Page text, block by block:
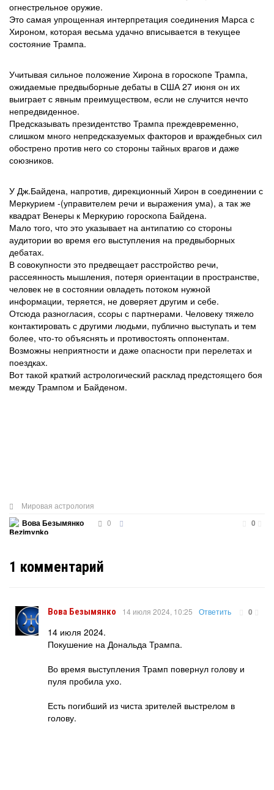
огнестрельное оружие.
Это самая упрощенная интерпретация соединения Марса с
Хироном, которая весьма удачно вписывается в текущее
состояние Трампа.
Учитывая сильное положение Хирона в гороскопе Трампа,
ожидаемые предвыборные дебаты в США 27 июня он их
выиграет с явным преимуществом, если не случится нечто
непредвиденное.
Предсказывать президентство Трампа преждевременно,
слишком много непредсказуемых факторов и враждебных сил
обострено против него со стороны тайных врагов и даже
союзников.
У Дж.Байдена, напротив, дирекционный Хирон в соединении с
Меркурием -(управителем речи и выражения ума), а так же
квадрат Венеры к Меркурию гороскопа Байдена.
Мало того, что это указывает на антипатию со стороны
аудитории во время его выступления на предвыборных
дебатах.
В совокупности это предвещает расстройство речи,
рассеянность мышления, потеря ориентации в пространстве,
человек не в состоянии овладеть потоком нужной
информации, теряется, не доверяет другим и себе.
Отсюда разногласия, ссоры с партнерами. Человеку тяжело
контактировать с другими людьми, публично выступать и тем
более, что-то объяснять и противостоять оппонентам.
Возможны неприятности и даже опасности при перелетах и
поездках.
Вот такой краткий астрологический расклад предстоящего боя
между Трампом и Байденом.
Мировая астрология
Вова Безымянко
0 0
1 комментарий
Вова Безымянко 14 июля 2024, 10:25 0
Ответить
14 июля 2024.
Покушение на Дональда Трампа.
Во время выступления Трамп повернул голову и
пуля пробила ухо.
Есть погибший из чиста зрителей выстрелом в
голову.